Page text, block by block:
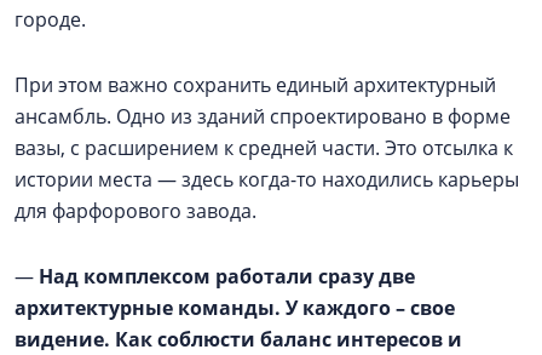
городе.
При этом важно сохранить единый архитектурный
ансамбль. Одно из зданий спроектировано в форме
вазы, с расширением к средней части. Это отсылка к
истории места — здесь когда-то находились карьеры
для фарфорового завода.
— Над комплексом работали сразу две
архитектурные команды. У каждого – свое
видение. Как соблюсти баланс интересов и